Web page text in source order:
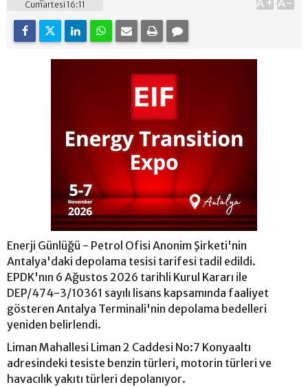
Cumartesi 16:11
Enerji Günlüğü - Petrol Ofisi Anonim Şirketi'nin
Antalya'daki depolama tesisi tarifesi tadil edildi.
EPDK'nın 6 Ağustos 2026 tarihli Kurul Kararı ile
DEP/474-3/10361 sayılı lisans kapsamında faaliyet
gösteren Antalya Terminali'nin depolama bedelleri
yeniden belirlendi.
Liman Mahallesi Liman 2 Caddesi No:7 Konyaaltı
adresindeki tesiste benzin türleri, motorin türleri ve
havacılık yakıtı türleri depolanıyor.